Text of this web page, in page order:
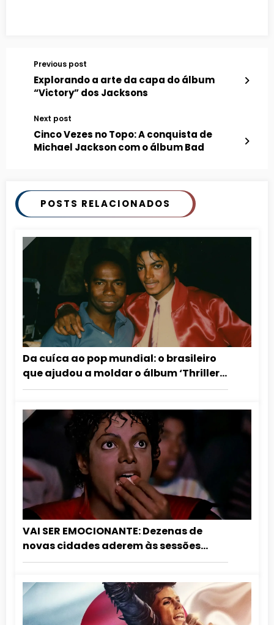
Previous post
Explorando a arte da capa do álbum
“Victory” dos Jacksons
Next post
Cinco Vezes no Topo: A conquista de
Michael Jackson com o álbum Bad
POSTS RELACIONADOS
Da cuíca ao pop mundial: o brasileiro
que ajudou a moldar o álbum ‘Thriller’
de Michael Jackson
VAI SER EMOCIONANTE: Dezenas de
novas cidades aderem às sessões
especiais de aniversário do Rei do Pop.